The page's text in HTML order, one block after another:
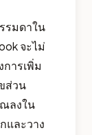
รมดาใน
จะไม่
ารเพิ่ม
ส่วน
ณลงใน
และวาง